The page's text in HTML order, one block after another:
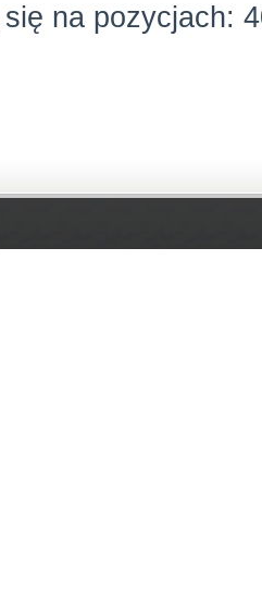
się na pozycjach: